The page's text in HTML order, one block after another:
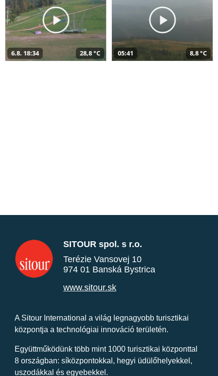
6.8. 18:34 28,8 °C 05:41 8,8 °C
SITOUR spol. s r.o.
Terézie Vansovej 10
974 01 Banská Bystrica
www.sitour.sk
A Sitour International a világ legnagyobb turisztikai
központja a technológiai innováció területén.
Együttműködünk több mint 1000 turisztikai központtal
8 országban: síközpontokkal, hegyi üdülőhelyekkel,
uszodákkal és egyebekkel.